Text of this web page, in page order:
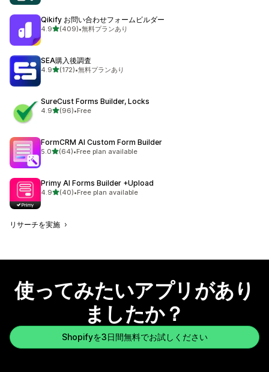
Qikify お問い合わせフォームビルダー
4.95つ星中
(409)
合計レビュー数：409件
•無料プランあり
SEA購入後調査
4.95つ星中
(172)
合計レビュー数：172件
•無料プランあり
SureCust Forms Builder, Locks
4.95つ星中
(96)
合計レビュー数：96件
•Free
FormCRM AI Custom Form Builder
5.05つ星中
(64)
合計レビュー数：64件
•Free plan available
Primy AI Forms Builder +Upload
4.95つ星中
(40)
合計レビュー数：40件
•Free plan available
リサーチを実施
使ってみたいアプリがあり
ましたか？
Shopifyを3日間無料でお試しください